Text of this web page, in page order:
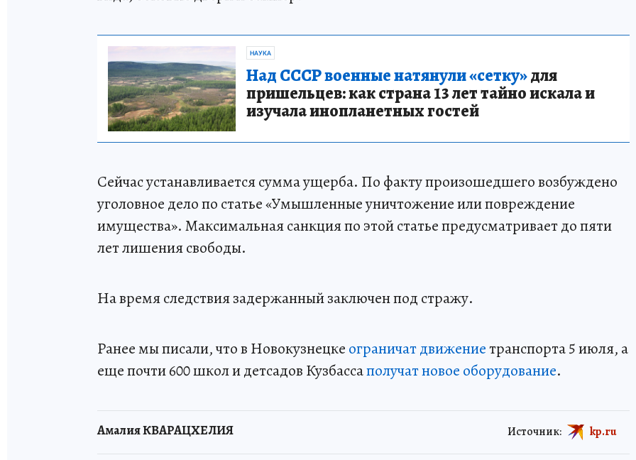
НАУКА
Над СССР военные натянули «сетку»для
пришельцев: как страна 13 лет тайно искала и
изучала инопланетных гостей
Сейчас устанавливается сумма ущерба. По факту произошедшего возбуждено
уголовное дело по статье «Умышленные уничтожение или повреждение
имущества». Максимальная санкция по этой статье предусматривает до пяти
лет лишения свободы.
На время следствия задержанный заключен под стражу.
Ранее мы писали, что в Новокузнецке ограничат движениетранспорта 5 июля, а
еще почти 600 школ и детсадов Кузбассаполучат новое оборудование.
Амалия КВАРАЦХЕЛИЯ Источник: kp.ru